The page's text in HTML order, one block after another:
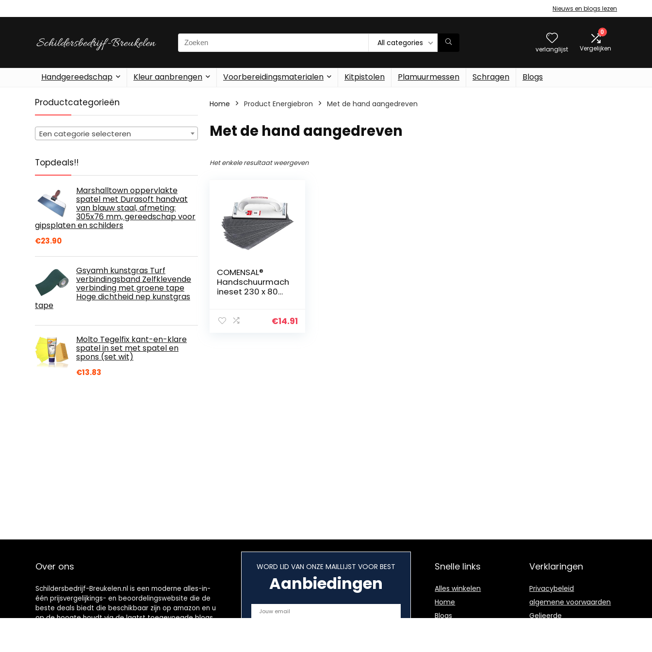
Nieuws en blogs lezen
Search
for:
All categories
verlanglijst
0
Vergelijken
Handgereedschap Kleur aanbrengen Voorbereidingsmaterialen Kitpistolen Plamuurmessen Schragen Blogs
Productcategorieën
Een categorie selecteren
Topdeals!!
Marshalltown oppervlakte
spatel met Durasoft handvat
van blauw staal, afmeting:
305x76 mm, gereedschap voor
gipsplaten en schilders
€23.90
Gsyamh kunstgras Turf
verbindingsband Zelfklevende
verbinding met groene tape
Hoge dichtheid nep kunstgras
tape
Molto Tegelfix kant-en-klare
spatel in set met spatel en
spons (set wit)
€13.83
Home Product Energiebron ‎Met de hand aangedreven
‎Met de hand aangedreven
Het enkele resultaat weergeven
COMENSAL®
Handschuurmach
ineset 230 x 80
handschuurmachi
€14.91
Over ons
Schildersbedrijf-Breukelen.nl is een moderne alles-in-
één prijsvergelijkings- en beoordelingswebsite die de
beste deals biedt die beschikbaar zijn op amazon en u
op de hoogte houdt via de laatst toegevoegde blogs.
WORD LID VAN ONZE MAILLIJST VOOR BEST
Aanbiedingen
Snelle links
Alles winkelen
Home
Blogs
Verklaringen
Privacybeleid
algemene voorwaarden
Gelieerde